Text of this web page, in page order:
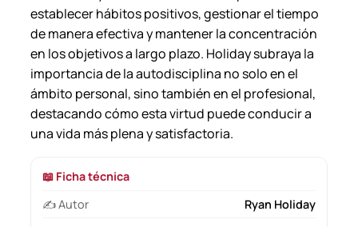
y
.
c
a
n
t
i
establecer hábitos positivos, gestionar el tiempo
de manera efectiva y mantener la concentración
en los objetivos a largo plazo. Holiday subraya la
importancia de la autodisciplina no solo en el
ámbito personal, sino también en el profesional,
destacando cómo esta virtud puede conducir a
una vida más plena y satisfactoria.
📖 Ficha técnica
✍️ Autor
Ryan Holiday